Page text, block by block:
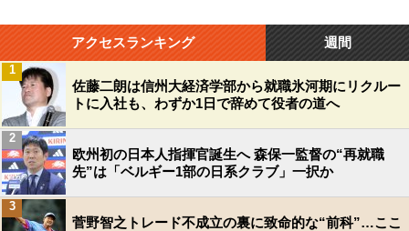
アクセスランキング 週間
佐藤二朗は信州大経済学部から就職氷河期にリクルー
トに入社も、わずか1日で辞めて役者の道へ
1
欧州初の日本人指揮官誕生へ 森保一監督の“再就職
先”は「ベルギー1部の日系クラブ」一択か
2
菅野智之トレード不成立の裏に致命的な“前科”…ここ
3